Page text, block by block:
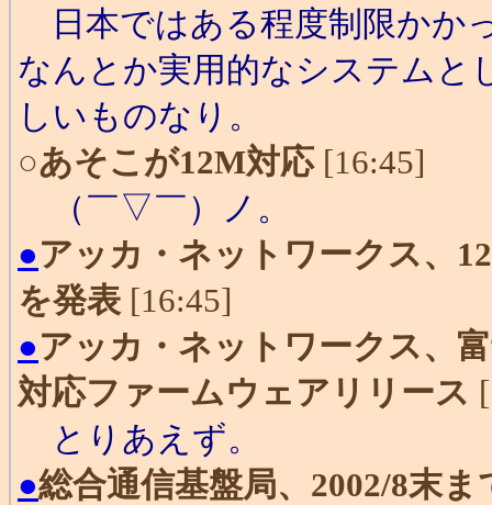
日本ではある程度制限かか
なんとか実用的なシステムと
しいものなり。
○あそこが12M対応[16:45]
（￣▽￣）ノ。
●アッカ・ネットワークス、
を発表 [16:45]
●アッカ・ネットワークス、
対応ファームウェアリリース
とりあえず。
●総合通信基盤局、2002/8末